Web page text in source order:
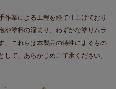
業による工程を経て仕上げており
や塗料の溜まり、わずかな塗りムラ
。これらは本製品の特性によるもの
て、あらかじめご了承ください。